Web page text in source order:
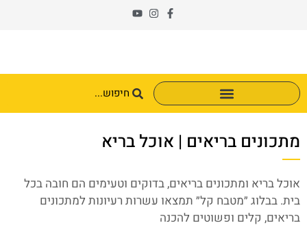
מתכונים בריאים | אוכל בריא
אוכל בריא ומתכונים בריאים, בדוקים וטעימים הם חובה בכל
בית. בבלוג ״מטבח קל״ תמצאו עשרות רעיונות למתכונים
בריאים, קלים ופשוטים להכנה